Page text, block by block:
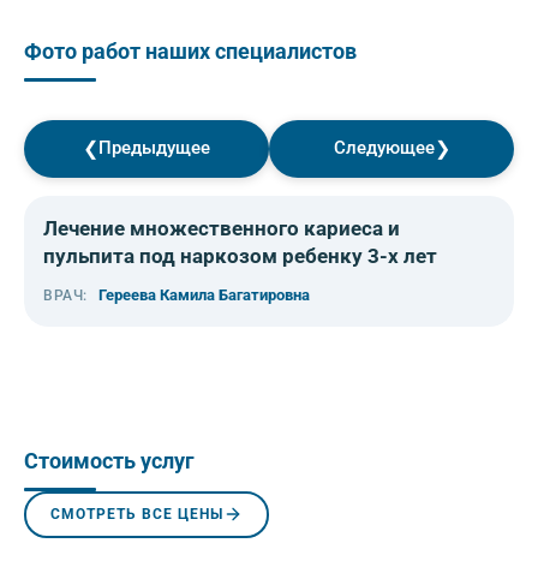
Фото работ наших специалистов
❮Предыдущее Следующее❯
Лечение множественного кариеса и
пульпита под наркозом ребенку 3-х лет
ВРАЧ: Гереева Камила Багатировна
Стоимость услуг
СМОТРЕТЬ ВСЕ ЦЕНЫ